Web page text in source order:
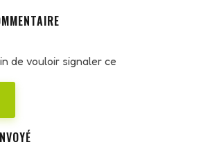
de vouloir signaler ce